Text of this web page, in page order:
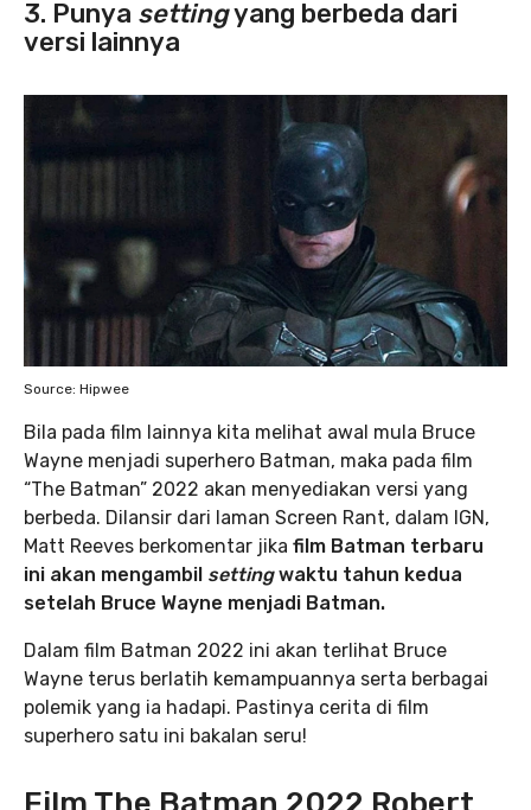
3. Punya settingyang berbeda dari
versi lainnya
Source: Hipwee
Bila pada film lainnya kita melihat awal mula Bruce
Wayne menjadi superhero Batman, maka pada film
“The Batman” 2022 akan menyediakan versi yang
berbeda. Dilansir dari laman Screen Rant, dalam IGN,
Matt Reeves berkomentar jika film Batman terbaru
ini akan mengambil settingwaktu tahun kedua
setelah Bruce Wayne menjadi Batman.
Dalam film Batman 2022 ini akan terlihat Bruce
Wayne terus berlatih kemampuannya serta berbagai
polemik yang ia hadapi. Pastinya cerita di film
superhero satu ini bakalan seru!